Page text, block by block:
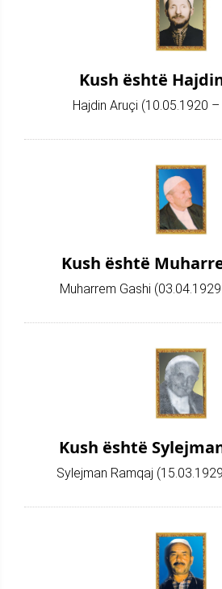
Kush është
Hajdin Aruçi (10.05.1920
Kush është
Muharrem Gashi
Kush është
Sylejman Ramqaj